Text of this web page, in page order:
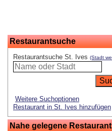
Restaurantsuche
Restaurantsuche St. Ives (Stadt
Weitere Suchoptionen
Restaurant in St. Ives hinzufügen
Nahe gelegene